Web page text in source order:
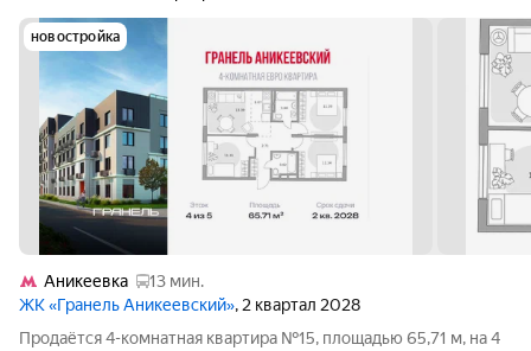
новостройка
Аникеевка
13 мин.
ЖК «Гранель Аникеевский», 2 квартал 2028
Продаётся 4-комнатная квартира №15, площадью 65,71 м, на 4